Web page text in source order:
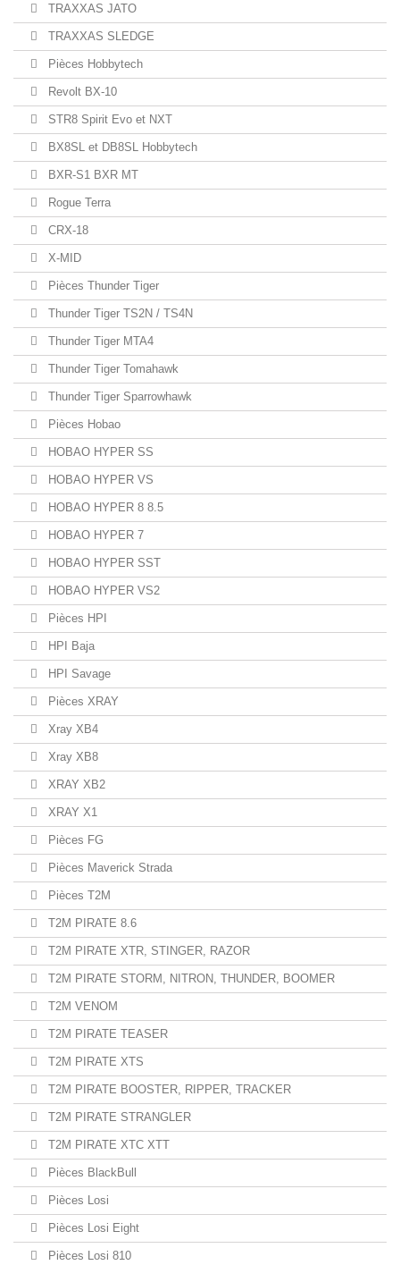
TRAXXAS JATO
TRAXXAS SLEDGE
Pièces Hobbytech
Revolt BX-10
STR8 Spirit Evo et NXT
BX8SL et DB8SL Hobbytech
BXR-S1 BXR MT
Rogue Terra
CRX-18
X-MID
Pièces Thunder Tiger
Thunder Tiger TS2N / TS4N
Thunder Tiger MTA4
Thunder Tiger Tomahawk
Thunder Tiger Sparrowhawk
Pièces Hobao
HOBAO HYPER SS
HOBAO HYPER VS
HOBAO HYPER 8 8.5
HOBAO HYPER 7
HOBAO HYPER SST
HOBAO HYPER VS2
Pièces HPI
HPI Baja
HPI Savage
Pièces XRAY
Xray XB4
Xray XB8
XRAY XB2
XRAY X1
Pièces FG
Pièces Maverick Strada
Pièces T2M
T2M PIRATE 8.6
T2M PIRATE XTR, STINGER, RAZOR
T2M PIRATE STORM, NITRON, THUNDER, BOOMER
T2M VENOM
T2M PIRATE TEASER
T2M PIRATE XTS
T2M PIRATE BOOSTER, RIPPER, TRACKER
T2M PIRATE STRANGLER
T2M PIRATE XTC XTT
Pièces BlackBull
Pièces Losi
Pièces Losi Eight
Pièces Losi 810